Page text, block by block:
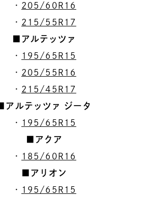
・ 205/60R16
・ 215/55R17
■アルテッツァ
・ 195/65R15
・ 205/55R16
・ 215/45R17
■アルテッツァ ジータ
・ 195/65R15
■アクア
・ 185/60R16
■アリオン
・ 195/65R15